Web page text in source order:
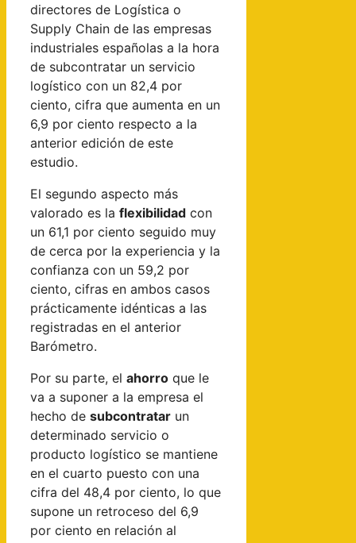
directores de Logística o
Supply Chain de las empresas
industriales españolas a la hora
de subcontratar un servicio
logístico con un 82,4 por
ciento, cifra que aumenta en un
6,9 por ciento respecto a la
anterior edición de este
estudio.
El segundo aspecto más
valorado es la flexibilidad con
un 61,1 por ciento seguido muy
de cerca por la experiencia y la
confianza con un 59,2 por
ciento, cifras en ambos casos
prácticamente idénticas a las
registradas en el anterior
Barómetro.
Por su parte, el ahorro que le
va a suponer a la empresa el
hecho de subcontratar un
determinado servicio o
producto logístico se mantiene
en el cuarto puesto con una
cifra del 48,4 por ciento, lo que
supone un retroceso del 6,9
por ciento en relación al